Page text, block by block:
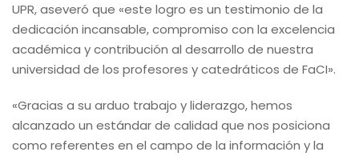
UPR, aseveró que «este logro es un testimonio de la
dedicación incansable, compromiso con la excelencia
académica y contribución al desarrollo de nuestra
universidad de los profesores y catedráticos de FaCI».
«Gracias a su arduo trabajo y liderazgo, hemos
alcanzado un estándar de calidad que nos posiciona
como referentes en el campo de la información y la